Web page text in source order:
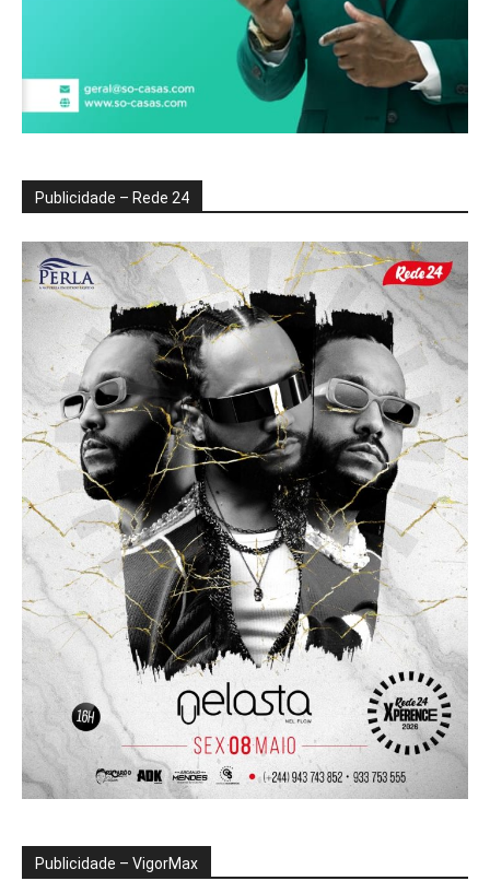
Publicidade – Rede 24
Publicidade – VigorMax